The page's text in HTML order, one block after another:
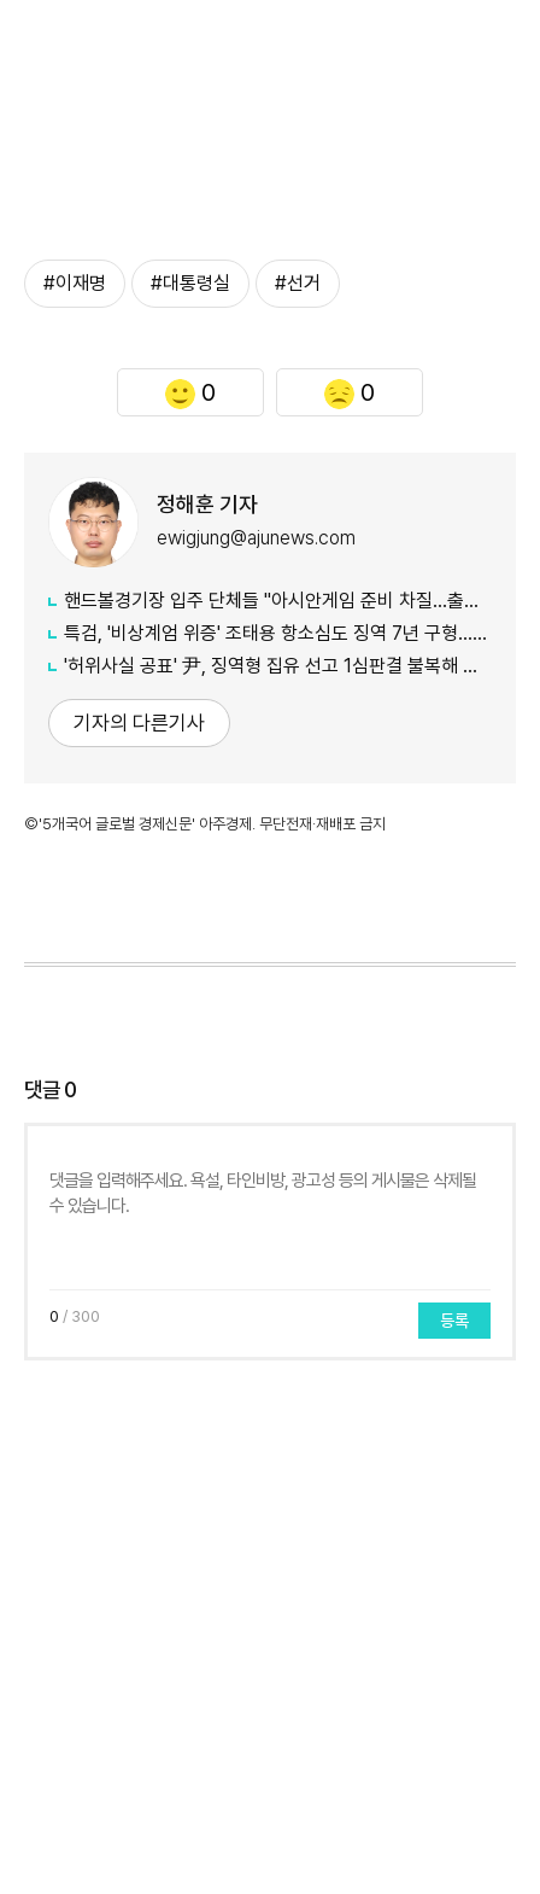
#이재명 #대통령실 #선거
0 0
정해훈 기자
ewigjung@ajunews.com
핸드볼경기장 입주 단체들 "아시안게임 준비 차질…출입 협조 간곡히 요청"
특검, '비상계엄 위증' 조태용 항소심도 징역 7년 구형…내달 19일 선고
'허위사실 공표' 尹, 징역형 집유 선고 1심판결 불복해 항소
기자의 다른기사
©'5개국어 글로벌 경제신문' 아주경제. 무단전재·재배포 금지
댓글0
0 / 300 등록